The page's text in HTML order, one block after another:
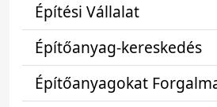
Építési Vállalat
Építőanyag-kereskedés
Építőanyagokat